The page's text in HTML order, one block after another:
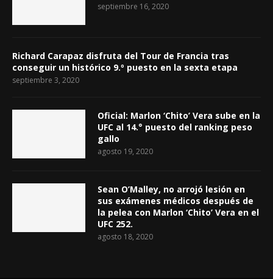
septiembre 16, 2020
Richard Carapaz disfruta del Tour de Francia tras
conseguir un histórico 9.º puesto en la sexta etapa
septiembre 3, 2020
Oficial: Marlon ‘Chito’ Vera sube en la
UFC al 14.° puesto del ranking peso
gallo
agosto 19, 2020
Sean O’Malley, no arrojó lesión en
sus exámenes médicos después de
la pelea con Marlon ‘Chito’ Vera en el
UFC 252.
agosto 18, 2020